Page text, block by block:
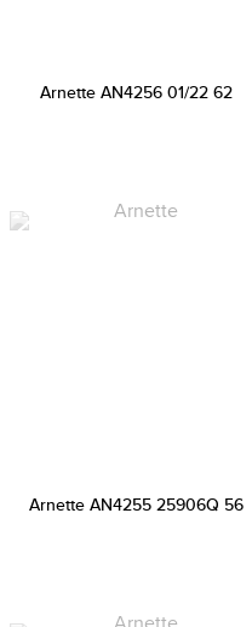
Arnette AN4256 01/22 62
Arnette AN4255 25906Q 56